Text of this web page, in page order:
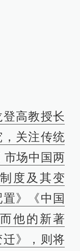
高教授长
关注传统
场中国两
度及其变
》《中国
他的新著
迁》，则将